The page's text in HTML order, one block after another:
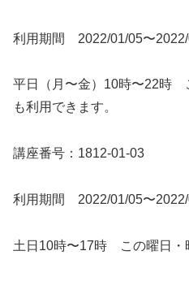
利用期間 2022/01/05〜2022/
平日（月〜金）10時〜22時
も利用できます。
講座番号：1812-01-03
利用期間 2022/01/05〜2022/
土日10時〜17時 この曜日・